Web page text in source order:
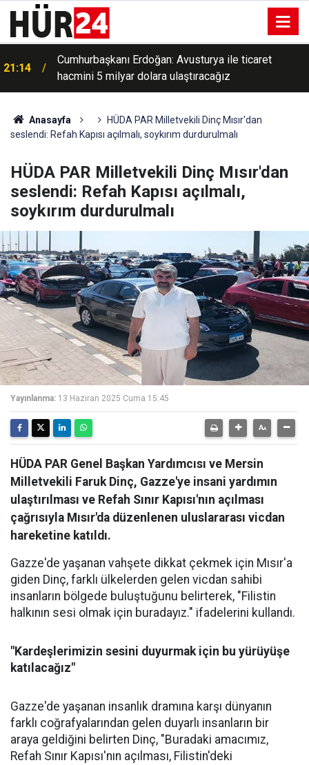
20:55
İran'dan Mekke Anlaşmasına ilişkin açıklama: İran’a
karşı olduğundan endişe duymamız için bir neden
yok
Anasayfa
HÜDA PAR Milletvekili Dinç Mısır'dan
seslendi: Refah Kapısı açılmalı, soykırım durdurulmalı
HÜDA PAR Milletvekili Dinç Mısır'dan
seslendi: Refah Kapısı açılmalı,
soykırım durdurulmalı
Yayınlanma: 13 Haziran 2025 Cuma 15:45
HÜDA PAR Genel Başkan Yardımcısı ve Mersin
Milletvekili Faruk Dinç, Gazze'ye insani yardımın
ulaştırılması ve Refah Sınır Kapısı'nın açılması
çağrısıyla Mısır'da düzenlenen uluslararası vicdan
hareketine katıldı.
Gazze'de yaşanan vahşete dikkat çekmek için Mısır'a
giden Dinç, farklı ülkelerden gelen vicdan sahibi
insanların bölgede buluştuğunu belirterek, "Filistin
halkının sesi olmak için buradayız." ifadelerini kullandı.
"Kardeşlerimizin sesini duyurmak için bu yürüyüşe
katılacağız"
Gazze'de yaşanan insanlık dramına karşı dünyanın
farklı coğrafyalarından gelen duyarlı insanların bir
araya geldiğini belirten Dinç, "Buradaki amacımız,
Refah Sınır Kapısı'nın açılması, Filistin'deki